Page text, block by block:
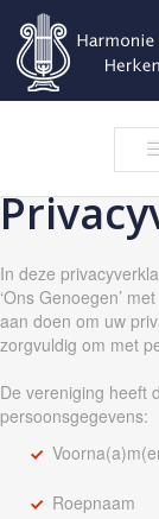
In deze
‘Ons Genoegen’
aan doen om uw
zorgvuldig om met
De vereniging heeft
persoonsgegevens:
Roepnaam